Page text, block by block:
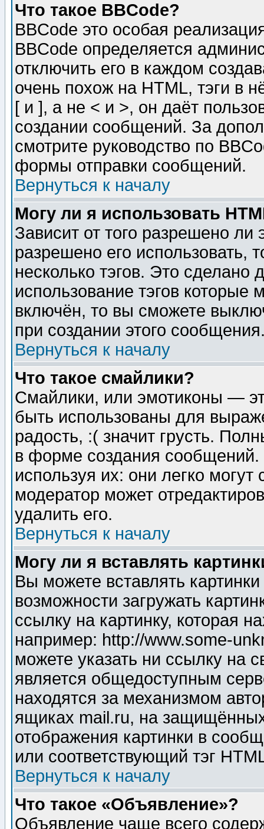
Что такое BBCode?
BBCode это особая
BBCode определяется
отключить его в каждом
очень похож на HTML, тэги в
[ и ], а не < и >, он даёт
создании сообщений. За
смотрите руководство по
формы отправки сообщений.
Вернуться к началу
Могу ли я использовать
Зависит от того разрешено
разрешено его использовать,
несколько тэгов. Это сделано
использование тэгов
включён, то вы сможете
при создании этого
Вернуться к началу
Что такое смайлики?
Смайлики, или эмотиконы —
быть использованы для
радость, :( значит грусть.
в форме создания сообщений.
используя их: они легко
модератор может
удалить его.
Вернуться к началу
Могу ли я вставлять
Вы можете вставлять
возможности загружать
ссылку на картинку, которая
например: http://www.some-
можете указать ни ссылку на
является общедоступным
находятся за механизмом
ящиках mail.ru, на
отображения картинки в
или соответствующий тэг
Вернуться к началу
Что такое «Объявление»?
Объявление чаще всего